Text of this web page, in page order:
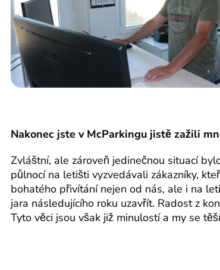
Nakonec jste v McParkingu jistě zažili
Zvláštní, ale zároveň jedinečnou situací
půlnocí na letišti vyzvedávali zákazníky,
bohatého přivítání nejen od nás, ale i na
jara následujícího roku uzavřít. Radost z
Tyto věci jsou však již minulostí a my se